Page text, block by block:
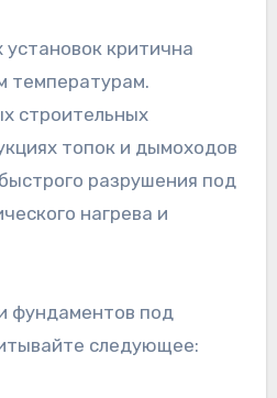
установок критична
температурам.
строительных
топок и дымоходов
разрушения под
нагрева и
фундаментов под
следующее: